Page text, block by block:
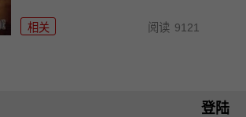
相关 阅读 9121
登陆